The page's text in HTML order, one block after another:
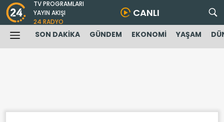
TV PROGRAMLARI
YAYIN AKIŞI
24 RADYO
CANLI
SON DAKİKA GÜNDEM EKONOMİ YAŞAM